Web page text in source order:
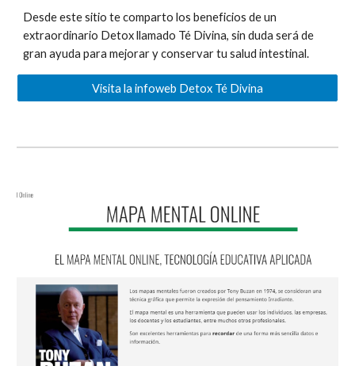
Desde este sitio te comparto los beneficios de un
extraordinario Detox llamado Té Divina, sin duda será de
gran ayuda para mejorar y conservar tu salud intestinal.
Visita la infoweb Detox Té Divina